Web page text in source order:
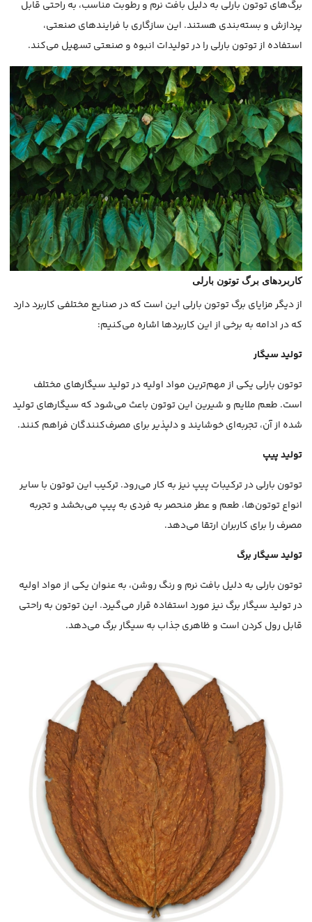
برگ‌های توتون بارلی به دلیل بافت نرم و رطوبت مناسب، به راحتی قابل
پردازش و بسته‌بندی هستند. این سازگاری با فرایندهای صنعتی،
استفاده از توتون بارلی را در تولیدات انبوه و صنعتی تسهیل می‌کند.
کاربردهای برگ توتون بارلی
از دیگر مزایای برگ توتون بارلی این است که در صنایع مختلفی کاربرد دارد
که در ادامه به برخی از این کاربردها اشاره می‌کنیم:
تولید سیگار
توتون بارلی یکی از مهم‌ترین مواد اولیه در تولید سیگارهای مختلف
است. طعم ملایم و شیرین این توتون باعث می‌شود که سیگارهای تولید
شده از آن، تجربه‌ای خوشایند و دلپذیر برای مصرف‌کنندگان فراهم کنند.
تولید پیپ
توتون بارلی در ترکیبات پیپ نیز به کار می‌رود. ترکیب این توتون با سایر
انواع توتون‌ها، طعم و عطر منحصر به فردی به پیپ می‌بخشد و تجربه
مصرف را برای کاربران ارتقا می‌دهد.
تولید سیگار برگ
توتون بارلی به دلیل بافت نرم و رنگ روشن، به عنوان یکی از مواد اولیه
در تولید سیگار برگ نیز مورد استفاده قرار می‌گیرد. این توتون به راحتی
قابل رول کردن است و ظاهری جذاب به سیگار برگ می‌دهد.